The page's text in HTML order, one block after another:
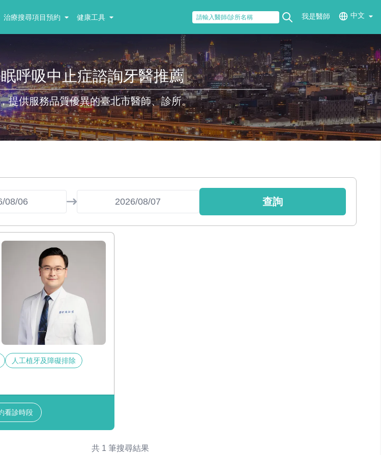
治療搜尋項目預約 健康工具 我是醫師 中文
呼吸中止症諮詢牙醫推薦
提供服務品質優異的臺北市醫師、診所。
查詢
人工植牙及障礙排除
看診時段
共 1 筆搜尋結果